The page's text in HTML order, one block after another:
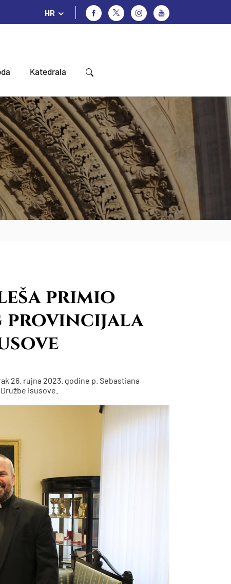
HR
Katedrala
primio
provincijala
26. rujna 2023. godine p. Sebastiana
Isusove.